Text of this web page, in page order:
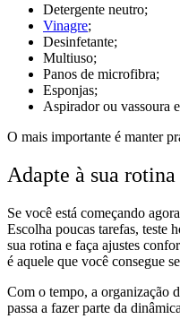
Detergente neutro;
Vinagre;
Desinfetante;
Multiuso;
Panos de microfibra;
Esponjas;
Aspirador ou vassoura
O mais importante é manter
Adapte à sua
Se você está começando
Escolha poucas tarefas, teste
sua rotina e faça ajustes
é aquele que você consegue
Com o tempo, a organização
passa a fazer parte da